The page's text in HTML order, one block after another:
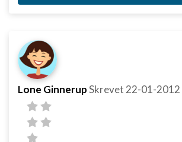
Lone GinnerupSkrevet 22-01-2012